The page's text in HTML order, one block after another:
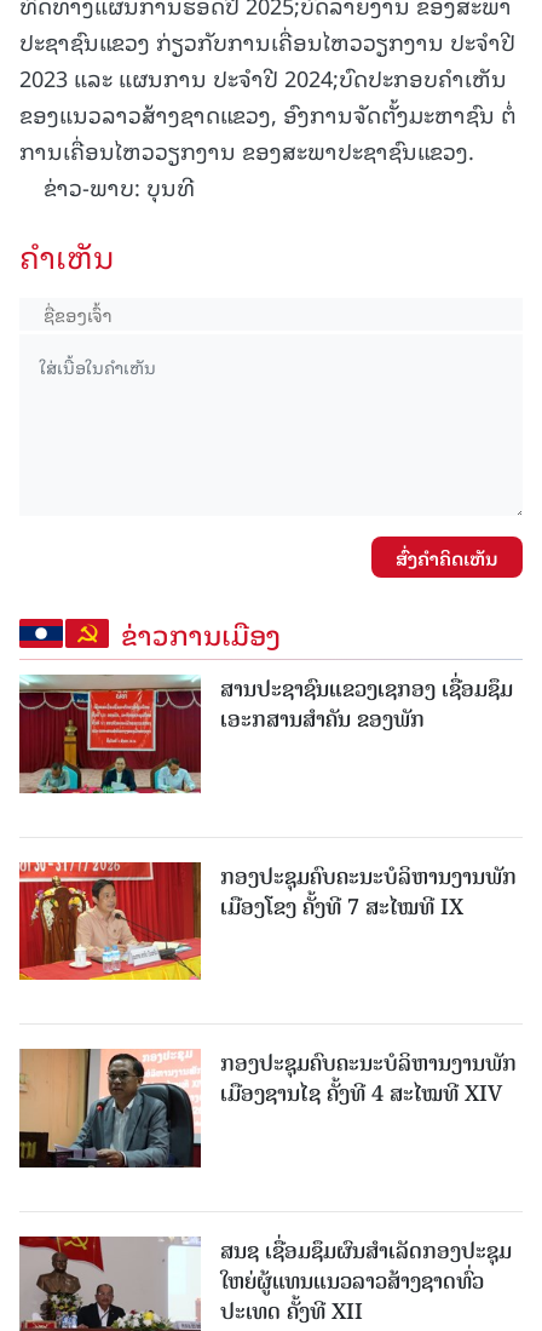
ປະຊາຊົນແຂວງ ກ່ຽວກັບການເຄື່ອນໄຫວວຽກງານ ປະຈໍາປີ
2023 ແລະ ແຜນການ ປະຈໍາປີ 2024;ບົດປະກອບຄໍາເຫັນ
ຂອງແນວລາວສ້າງຊາດແຂວງ, ອົງການຈັດຕັ້ງມະຫາຊົນ ຕໍ່
ການເຄື່ອນໄຫວວຽກງານ ຂອງສະພາປະຊາຊົນແຂວງ.
ຂ່າວ-ພາບ: ບຸນທີ
ຄໍາເຫັນ
ສົ່ງຄໍາຄິດເຫັນ
ຂ່າວການເມືອງ
ສານປະຊາຊົນແຂວງເຊກອງ ເຊື່ອມຊຶມ
ເອະກສານສໍາຄັນ ຂອງພັກ
ກອງປະຊຸມຄົບຄະນະບໍລິຫານງານພັກ
ເມືອງໂຂງ ຄັ້ງທີ 7 ສະໄໝທີ IX
ກອງປະຊຸມຄົບຄະນະບໍລິຫານງານພັກ
ເມືອງຊານ​ໄຊ ຄັ້ງທີ 4 ສະໄໝທີ XIV
ສນຊ ເຊື່ອມຊຶມຜົນສໍາເລັດກອງປະຊຸມ
ໃຫຍ່ຜູ້ແທນແນວລາວສ້າງຊາດທົ່ວ
ປະເທດ ຄັ້ງທີ XII